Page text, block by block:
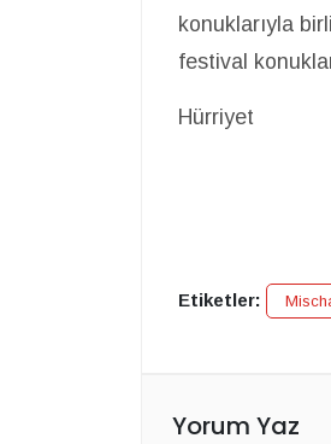
konuklarıyla
festival
Hürriyet
Etiketler:
Yorum Yaz